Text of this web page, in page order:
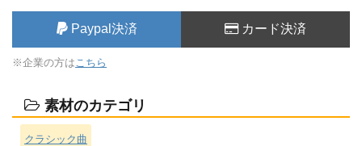
Paypal決済 カード決済
※企業の方は こちら
素材のカテゴリ
クラシック曲